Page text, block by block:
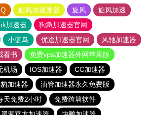
旋风加速度器 旋风
旋风加速
加速器
狗急加速器官网
小蓝鸟 优途加速器官网
风驰加速器
看书
免费vps加速器外网苹果版
机场 IOS加速器
CC加速器
加速器
油管加速器永久免费版
天免费2小时
免费跨墙软件